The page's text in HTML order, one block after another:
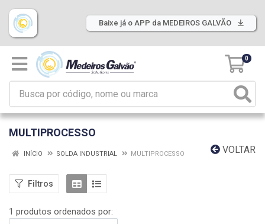
Baixe já o APP da MEDEIROS GALVÃO
0
MULTIPROCESSO
VOLTAR
INÍCIO SOLDA INDUSTRIAL MULTIPROCESSO
Filtros
1 produtos ordenados por: